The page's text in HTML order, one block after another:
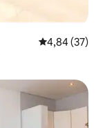
4,84 de uma
4,84 (37)